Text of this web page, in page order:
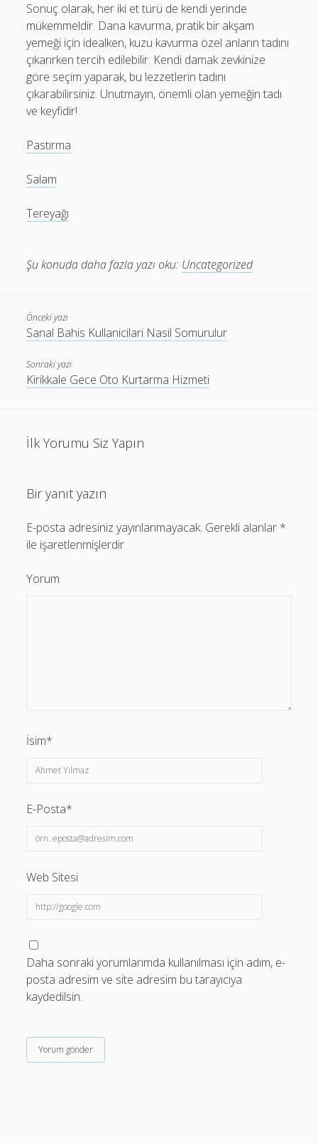
Sonuç olarak, her iki et türü de kendi yerinde
mükemmeldir. Dana kavurma, pratik bir akşam
yemeği için idealken, kuzu kavurma özel anların tadını
çıkarırken tercih edilebilir. Kendi damak zevkinize
göre seçim yaparak, bu lezzetlerin tadını
çıkarabilirsiniz. Unutmayın, önemli olan yemeğin tadı
ve keyfidir!
Pastırma
Salam
Tereyağı
Şu konuda daha fazla yazı oku: Uncategorized
Önceki yazı
Sanal Bahis Kullanicilari Nasil Somurulur
Sonraki yazı
Kirikkale Gece Oto Kurtarma Hizmeti
İlk Yorumu Siz Yapın
Bir yanıt yazın
E-posta adresiniz yayınlanmayacak. Gerekli alanlar *
ile işaretlenmişlerdir
Yorum
İsim*
E-Posta*
Web Sitesi
Daha sonraki yorumlarımda kullanılması için adım, e-
posta adresim ve site adresim bu tarayıcıya
kaydedilsin.